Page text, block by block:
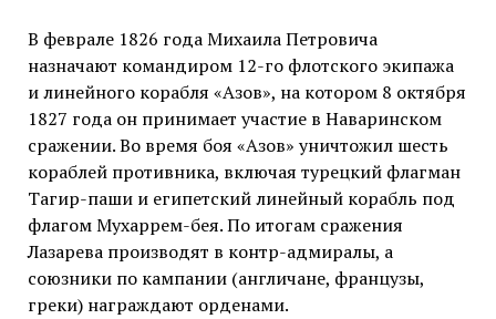
В феврале 1826 года Михаила Петровича
назначают командиром 12-го флотского экипажа
и линейного корабля «Азов», на котором 8 октября
1827 года он принимает участие в Наваринском
сражении. Во время боя «Азов» уничтожил шесть
кораблей противника, включая турецкий флагман
Тагир-паши и египетский линейный корабль под
флагом Мухаррем-бея. По итогам сражения
Лазарева производят в контр-адмиралы, а
союзники по кампании (англичане, французы,
греки) награждают орденами.